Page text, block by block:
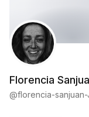
Florencia
@florencia-